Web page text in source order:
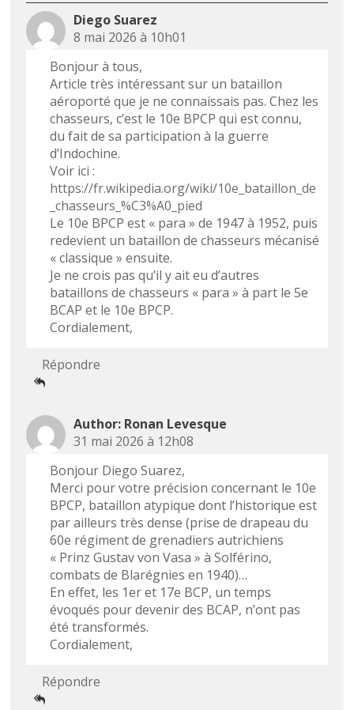
Diego Suarez
8 mai 2026 à 10h01
Bonjour à tous,
Article très intéressant sur un bataillon
aéroporté que je ne connaissais pas. Chez les
chasseurs, c’est le 10e BPCP qui est connu,
du fait de sa participation à la guerre
d’Indochine.
Voir ici :
https://fr.wikipedia.org/wiki/10e_bataillon_de
_chasseurs_%C3%A0_pied
Le 10e BPCP est « para » de 1947 à 1952, puis
redevient un bataillon de chasseurs mécanisé
« classique » ensuite.
Je ne crois pas qu’il y ait eu d’autres
bataillons de chasseurs « para » à part le 5e
BCAP et le 10e BPCP.
Cordialement,
Répondre
Ronan Levesque
31 mai 2026 à 12h08
Bonjour Diego Suarez,
Merci pour votre précision concernant le 10e
BPCP, bataillon atypique dont l’historique est
par ailleurs très dense (prise de drapeau du
60e régiment de grenadiers autrichiens
« Prinz Gustav von Vasa » à Solférino,
combats de Blarégnies en 1940)…
En effet, les 1er et 17e BCP, un temps
évoqués pour devenir des BCAP, n’ont pas
été transformés.
Cordialement,
Répondre